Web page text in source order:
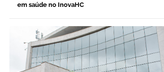
em saúde no InovaHC